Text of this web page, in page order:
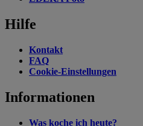
Hilfe
Kontakt
FAQ
Cookie-Einstellungen
Informationen
Was koche ich heute?